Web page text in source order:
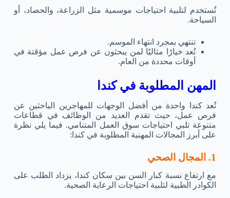
تُستخدم لتلبية احتياجات موسمية مثل الزراعة، والحصاد، أو
السياحة.
تنتهي بمجرد انتهاء الموسم.
تُعد خيارًا مثاليًا لمن يبحثون عن فرص عمل مؤقتة في
أوقات محددة من العام.
المهن المطلوبة في كندا
تُعد كندا واحدة من أفضل الوجهات للمهاجرين الباحثين عن
فرص عمل، حيث تقدم العديد من الوظائف في قطاعات
متنوعة تلبي احتياجات سوق العمل المتنامي. فيما يلي نظرة
على أبرز المجالات المهنية المطلوبة في كندا:
1. المجال الصحي
مع ارتفاع نسبة كبار السن بين سكان كندا، يزداد الطلب على
الكوادر الطبية لتلبية احتياجات الرعاية الصحية.